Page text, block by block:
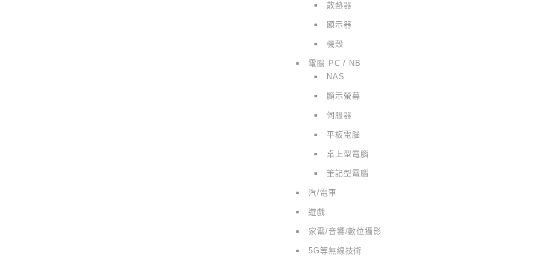
散熱器
顯示器
機殼
電腦 PC / NB
NAS
顯示螢幕
伺服器
平板電腦
桌上型電腦
筆記型電腦
汽/電車
遊戲
家電/音響/數位攝影
5G等無線技術